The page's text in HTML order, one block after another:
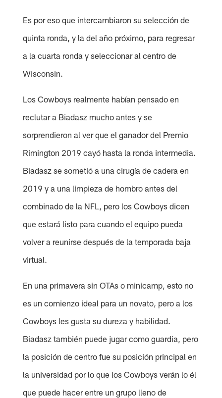
Es por eso que intercambiaron su selección de
quinta ronda, y la del año próximo, para regresar
a la cuarta ronda y seleccionar al centro de
Wisconsin.
Los Cowboys realmente habían pensado en
reclutar a Biadasz mucho antes y se
sorprendieron al ver que el ganador del Premio
Rimington 2019 cayó hasta la ronda intermedia.
Biadasz se sometió a una cirugía de cadera en
2019 y a una limpieza de hombro antes del
combinado de la NFL, pero los Cowboys dicen
que estará listo para cuando el equipo pueda
volver a reunirse después de la temporada baja
virtual.
En una primavera sin OTAs o minicamp, esto no
es un comienzo ideal para un novato, pero a los
Cowboys les gusta su dureza y habilidad.
Biadasz también puede jugar como guardia, pero
la posición de centro fue su posición principal en
la universidad por lo que los Cowboys verán lo él
que puede hacer entre un grupo lleno de